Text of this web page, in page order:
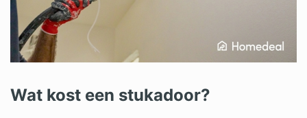
Wat kost een stukadoor?